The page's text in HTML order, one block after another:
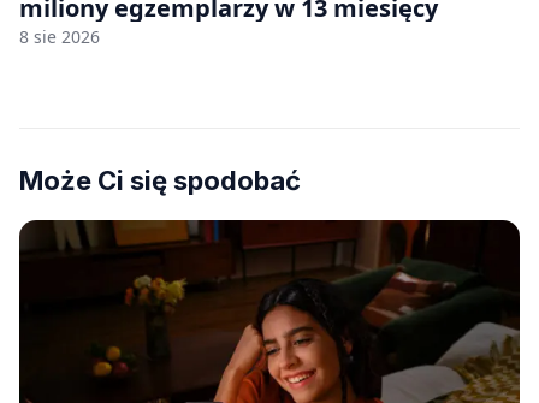
miliony egzemplarzy w 13 miesięcy
8 sie 2026
Może Ci się spodobać